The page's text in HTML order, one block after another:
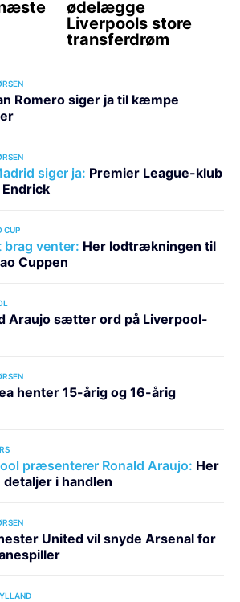
Romero siger ja til kæmpe
siger ja: Premier League-klub
CUP
brag venter: Her lodtrækningen til
Cuppen
Araujo sætter ord på Liverpool-
henter 15-årig og 16-årig
præsenterer Ronald Araujo: Her
detaljer i handlen
United vil snyde Arsenal for